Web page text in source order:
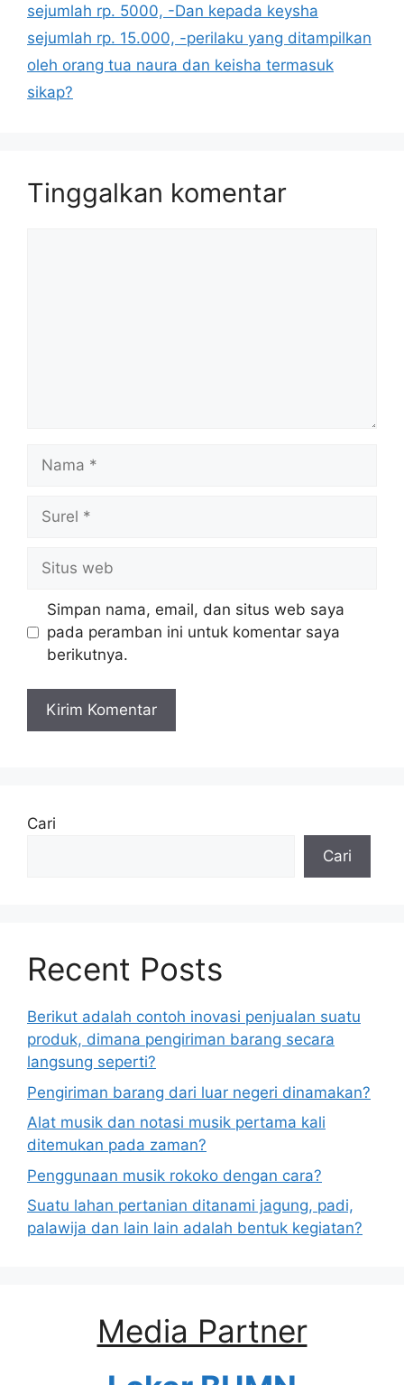
sejumlah rp. 5000, -Dan kepada keysha
sejumlah rp. 15.000, -perilaku yang ditampilkan
oleh orang tua naura dan keisha termasuk
sikap?
Tinggalkan komentar
web
Simpan nama, email, dan situs web saya
pada peramban ini untuk komentar saya
berikutnya.
Cari
Cari
Recent Posts
Berikut adalah contoh inovasi penjualan suatu
produk, dimana pengiriman barang secara
langsung seperti?
Pengiriman barang dari luar negeri dinamakan?
Alat musik dan notasi musik pertama kali
ditemukan pada zaman?
Penggunaan musik rokoko dengan cara?
Suatu lahan pertanian ditanami jagung, padi,
palawija dan lain lain adalah bentuk kegiatan?
Media Partner